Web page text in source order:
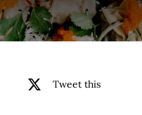
Tweet this